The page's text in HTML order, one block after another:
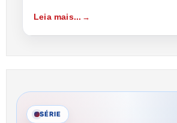
Leia mais...
SÉRIE